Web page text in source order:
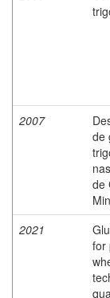
2007
de
de
2021
for